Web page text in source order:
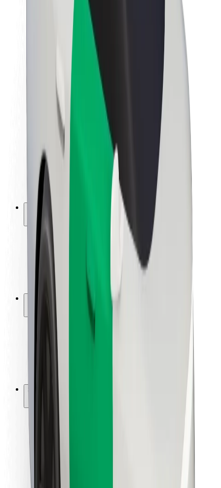
Informazioni Su Bolt
Sostenibilità in Bolt
Project Zero
Sala stampa
Linee guida del marchio
Missione
Relazioni con gli investitori
Leadership
Marca
Media
Fondo Urban
Sicurezza
Viaggia in sicurezza
Guida in sicurezza
Vai in sicurezza
Laboratorio sulla Sicurezza
Posizioni
Soluzioni Per la Città
Aeroporti
Stazioni di ricarica
Supporto
Per i Guidatori
Per i conducenti
Per corrieri
Per i proprietari di flotta